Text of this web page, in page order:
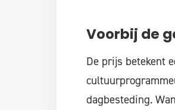
Voorbij de
De prijs betekent
dagbesteding.